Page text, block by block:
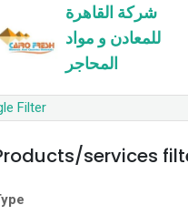
شركة القاهرة
للمعادن و مواد
المحاجر
Filter
services